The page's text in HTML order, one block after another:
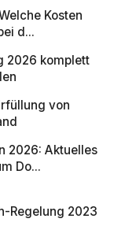
Kosten
d...
2026 komplett
von
2026: Aktuelles
Do...
Regelung 2023